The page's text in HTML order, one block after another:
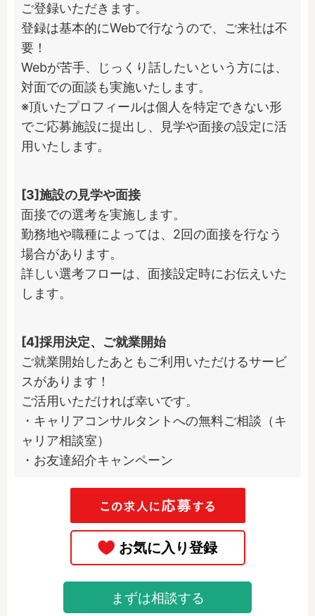
ご登録いただきます。
登録は基本的にWebで行なうので、ご来社は不
要！
Webが苦手、じっくり話したいという方には、
対面での面談も実施いたします。
※頂いたプロフィールは個人を特定できない形
でご応募施設に提出し、見学や面接の設定に活
用いたします。
[3]施設の見学や面接
面接での選考を実施します。
勤務地や職種によっては、2回の面接を行なう
場合があります。
詳しい選考フローは、面接設定時にお伝えいた
します。
[4]採用決定、ご就業開始
ご就業開始したあともご利用いただけるサービ
スがあります！
ご活用いただければ幸いです。
・キャリアコンサルタントへの無料ご相談（キ
ャリア相談室）
・お友達紹介キャンペーン
まずは相談する